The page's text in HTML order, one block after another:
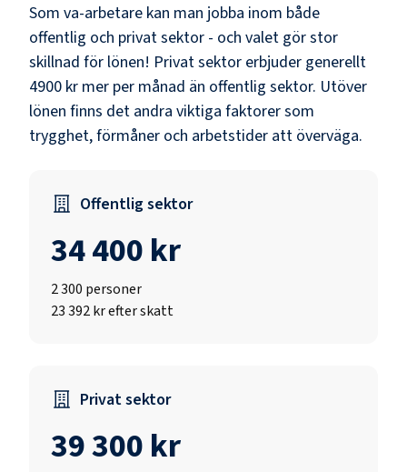
Som va-arbetare kan man jobba inom både
offentlig och privat sektor - och valet gör stor
skillnad för lönen! Privat sektor erbjuder generellt
4900 kr mer per månad än offentlig sektor. Utöver
lönen finns det andra viktiga faktorer som
trygghet, förmåner och arbetstider att överväga.
Offentlig sektor
34 400 kr
2 300 personer
23 392 kr efter skatt
Privat sektor
39 300 kr